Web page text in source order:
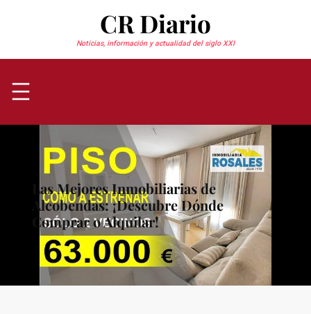
CR Diario
Noticias, información y actualidad del siglo XXI
Las Mejores Inmobiliarias de
Alcobendas: ¡Descubre Dónde
Comprar o Alquilar!